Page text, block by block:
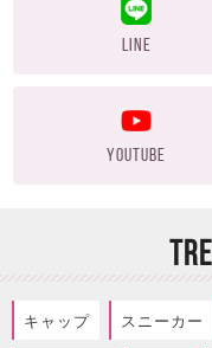
LINE
YOUTUBE
キャップ スニーカー